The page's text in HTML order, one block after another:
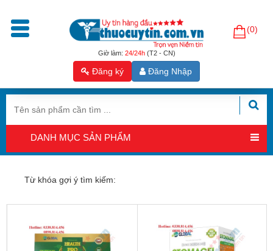
Giờ làm: 24/24h(T2 - CN)
(0)
Đăng ký Đăng Nhập
Trang
phẩm
Tăng
sinh
lý
trợ
sản
nam
DANH MỤC SẢN PHẨM
Từ khóa gợi ý tìm kiếm: